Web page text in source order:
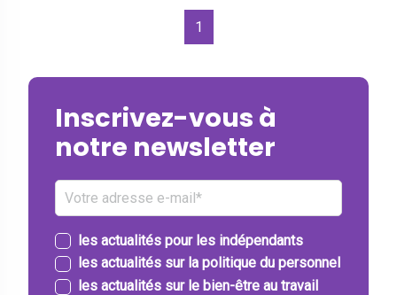
1
Inscrivez-vous à
notre newsletter
les actualités pour les indépendants
les actualités sur la politique du personnel
les actualités sur le bien-être au travail